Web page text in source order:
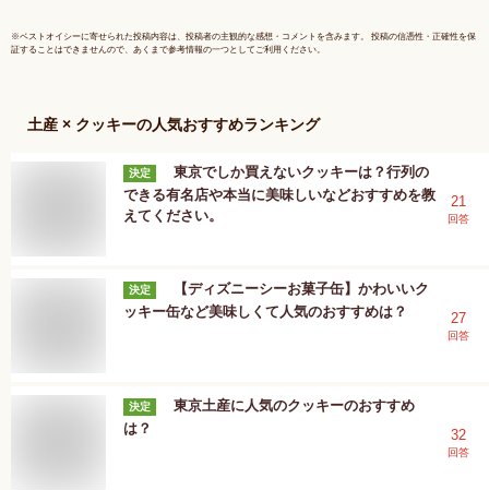
※ベストオイシーに寄せられた投稿内容は、投稿者の主観的な感想・コメントを含みます。 投稿の信憑性・正確性を保
証することはできませんので、あくまで参考情報の一つとしてご利用ください。
土産 × クッキーの人気おすすめランキング
決定
東京でしか買えないクッキーは？行列の
できる有名店や本当に美味しいなどおすすめを教
えてください。
21
回答
決定
【ディズニーシーお菓子缶】かわいいク
ッキー缶など美味しくて人気のおすすめは？
27
回答
決定
東京土産に人気のクッキーのおすすめ
は？
32
回答